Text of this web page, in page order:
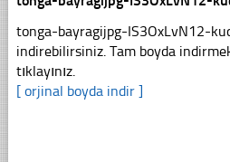
tonga-bayragijpg-IS3OxLvN12-
indirebilirsiniz. Tam boyda
tıklayınız.
[ orjinal boyda indir ]